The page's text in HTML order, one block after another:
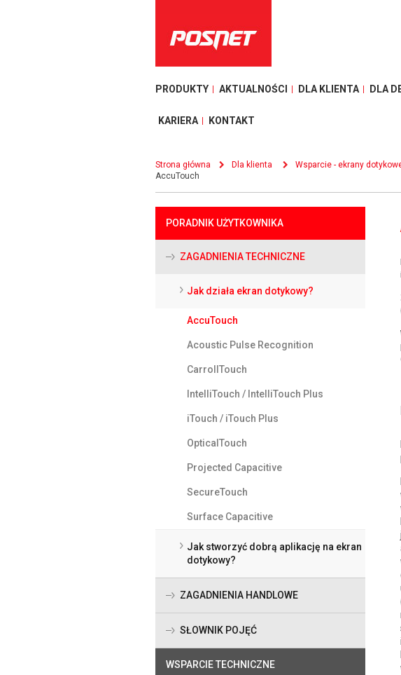
PRODUKTY AKTUALNOŚCI DLA KLIENTA DLA
KARIERA KONTAKT
Strona główna Dla klienta Wsparcie - ekrany
AccuTouch
PORADNIK UŻYTKOWNIKA
ZAGADNIENIA TECHNICZNE
Jak działa ekran dotykowy?
AccuTouch
Acoustic Pulse Recognition
CarrollTouch
IntelliTouch / IntelliTouch Plus
iTouch / iTouch Plus
OpticalTouch
Projected Capacitive
SecureTouch
Surface Capacitive
Jak stworzyć dobrą aplikację na ekran
dotykowy?
ZAGADNIENIA HANDLOWE
SŁOWNIK POJĘĆ
WSPARCIE TECHNICZNE